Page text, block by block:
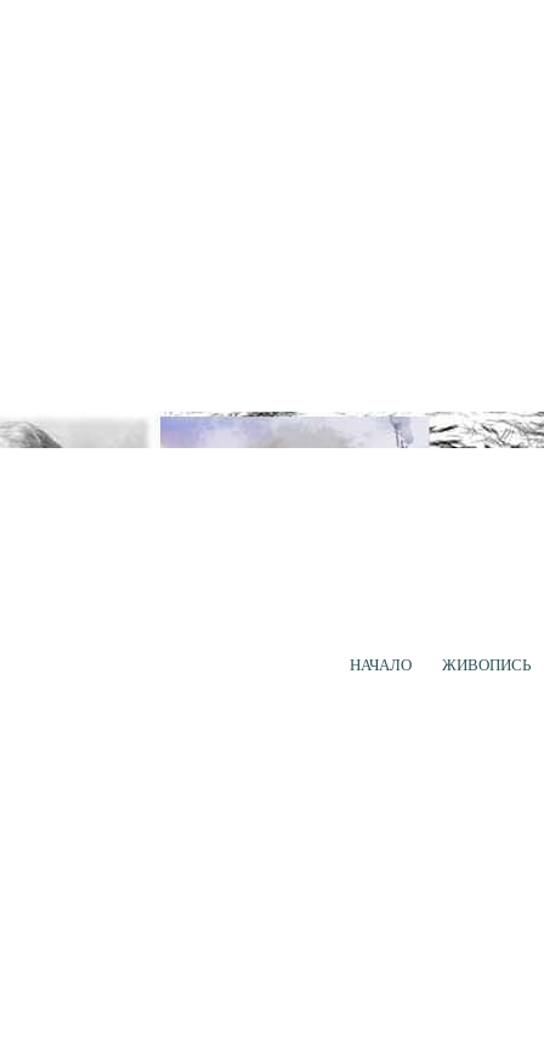
НАЧАЛО ЖИВОПИСЬ